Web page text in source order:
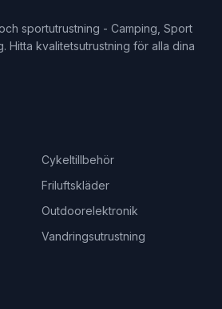
sportutrustning - Camping, Sport
Hitta kvalitetsutrustning för alla dina
Cykeltillbehör
Friluftskläder
Outdoorelektronik
Vandringsutrustning